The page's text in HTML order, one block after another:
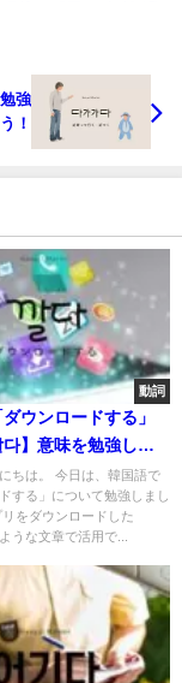
強
！
動詞
ウンロードする」
】意味を勉強しよ
ちは。 今日は、韓国語で
する」について勉強しまし
リをダウンロードした
うな文章で活用で...